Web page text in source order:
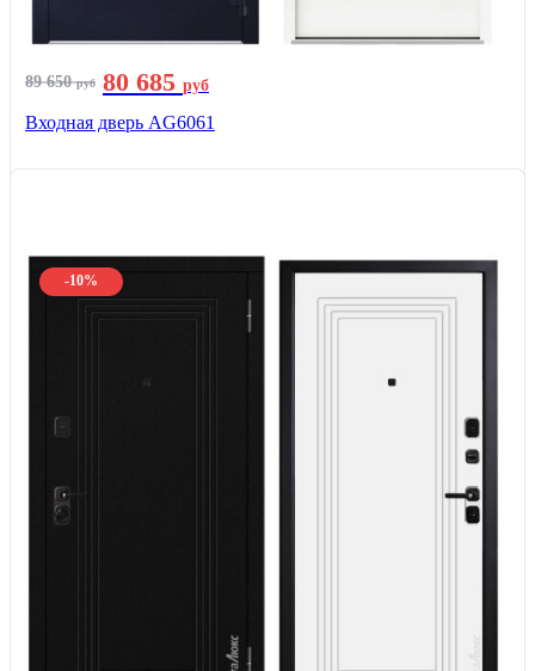
89 650руб 80 685 руб
Входная дверь AG6061
-10%